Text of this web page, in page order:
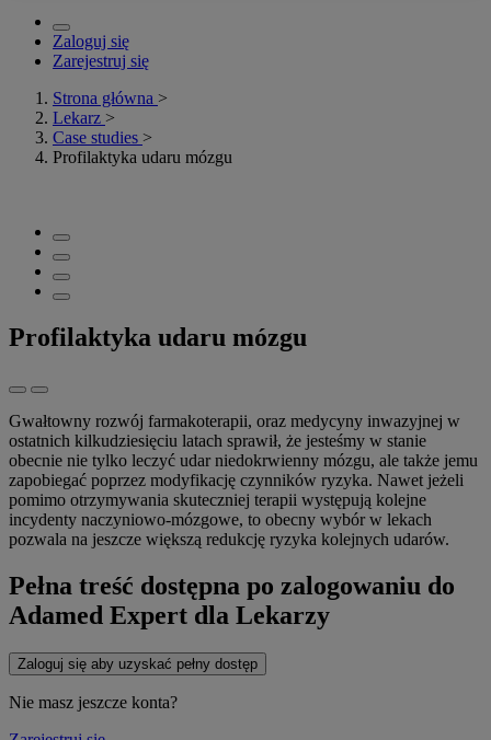
Zaloguj się
Zarejestruj się
Strona główna >
Lekarz >
Case studies >
Profilaktyka udaru mózgu
Profilaktyka udaru mózgu
Gwałtowny rozwój farmakoterapii, oraz medycyny inwazyjnej w
ostatnich kilkudziesięciu latach sprawił, że jesteśmy w stanie
obecnie nie tylko leczyć udar niedokrwienny mózgu, ale także jemu
zapobiegać poprzez modyfikację czynników ryzyka. Nawet jeżeli
pomimo otrzymywania skuteczniej terapii występują kolejne
incydenty naczyniowo-mózgowe, to obecny wybór w lekach
pozwala na jeszcze większą redukcję ryzyka kolejnych udarów.
Pełna treść dostępna po zalogowaniu do
Adamed Expert dla Lekarzy
Zaloguj się aby uzyskać pełny dostęp
Nie masz jeszcze konta?